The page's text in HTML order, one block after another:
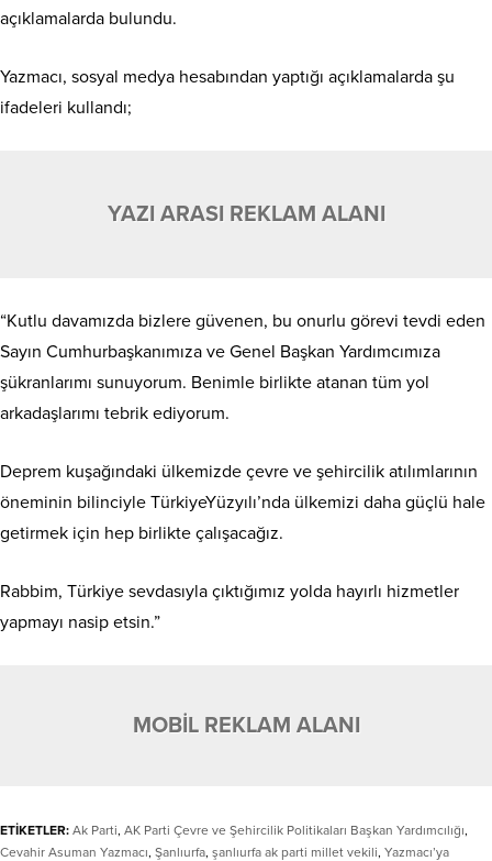
açıklamalarda bulundu.
Yazmacı, sosyal medya hesabından yaptığı açıklamalarda şu
ifadeleri kullandı;
YAZI ARASI REKLAM ALANI
“Kutlu davamızda bizlere güvenen, bu onurlu görevi tevdi eden
Sayın Cumhurbaşkanımıza ve Genel Başkan Yardımcımıza
şükranlarımı sunuyorum. Benimle birlikte atanan tüm yol
arkadaşlarımı tebrik ediyorum.
Deprem kuşağındaki ülkemizde çevre ve şehircilik atılımlarının
öneminin bilinciyle TürkiyeYüzyılı’nda ülkemizi daha güçlü hale
getirmek için hep birlikte çalışacağız.
Rabbim, Türkiye sevdasıyla çıktığımız yolda hayırlı hizmetler
yapmayı nasip etsin.”
MOBİL REKLAM ALANI
ETİKETLER: Ak Parti, AK Parti Çevre ve Şehircilik Politikaları Başkan Yardımcılığı,
Cevahir Asuman Yazmacı, Şanlıurfa, şanlıurfa ak parti millet vekili, Yazmacı’ya